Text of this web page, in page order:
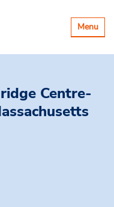
Basculer
la
Menu
Centre-